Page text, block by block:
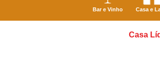
Bar e Vinho Casa e
Casa